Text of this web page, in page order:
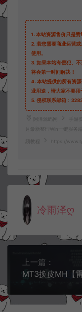
1. 本站资源售价只是赞
2. 若您需要商业运营
使用。
3. 如果本站有侵犯、不
将会第一时间解决！
4. 本站提供的所有资
业用途，请大家不要用
5. 侵权联系邮箱：
阿泽源码网 手游
月最新整理Win一键服务
频教程 https://
冷雨泽ღ
上一篇：